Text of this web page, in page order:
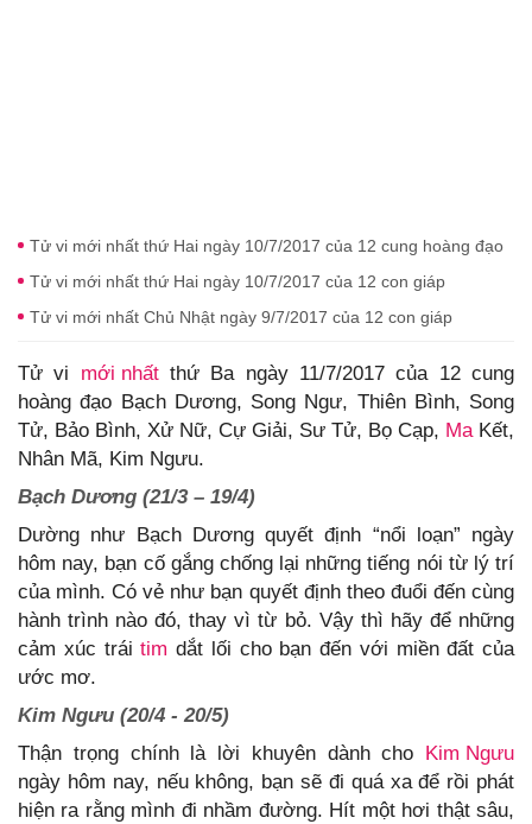
Tử vi mới nhất thứ Hai ngày 10/7/2017 của 12 cung hoàng đạo
Tử vi mới nhất thứ Hai ngày 10/7/2017 của 12 con giáp
Tử vi mới nhất Chủ Nhật ngày 9/7/2017 của 12 con giáp
Tử vi mới nhấtthứ Ba ngày 11/7/2017 của 12 cung
hoàng đạo Bạch Dương, Song Ngư, Thiên Bình, Song
Tử, Bảo Bình, Xử Nữ, Cự Giải, Sư Tử, Bọ Cạp, MaKết,
Nhân Mã, Kim Ngưu.
Bạch Dương (21/3 – 19/4)
Dường như Bạch Dương quyết định “nổi loạn” ngày
hôm nay, bạn cố gắng chống lại những tiếng nói từ lý trí
của mình. Có vẻ như bạn quyết định theo đuổi đến cùng
hành trình nào đó, thay vì từ bỏ. Vậy thì hãy để những
cảm xúc tráitim dắt lối cho bạn đến với miền đất của
ước mơ.
Kim Ngưu (20/4 - 20/5)
Thận trọng chính là lời khuyên dành cho Kim Ngưu
ngày hôm nay, nếu không, bạn sẽ đi quá xa để rồi phát
hiện ra rằng mình đi nhầm đường. Hít một hơi thật sâu,